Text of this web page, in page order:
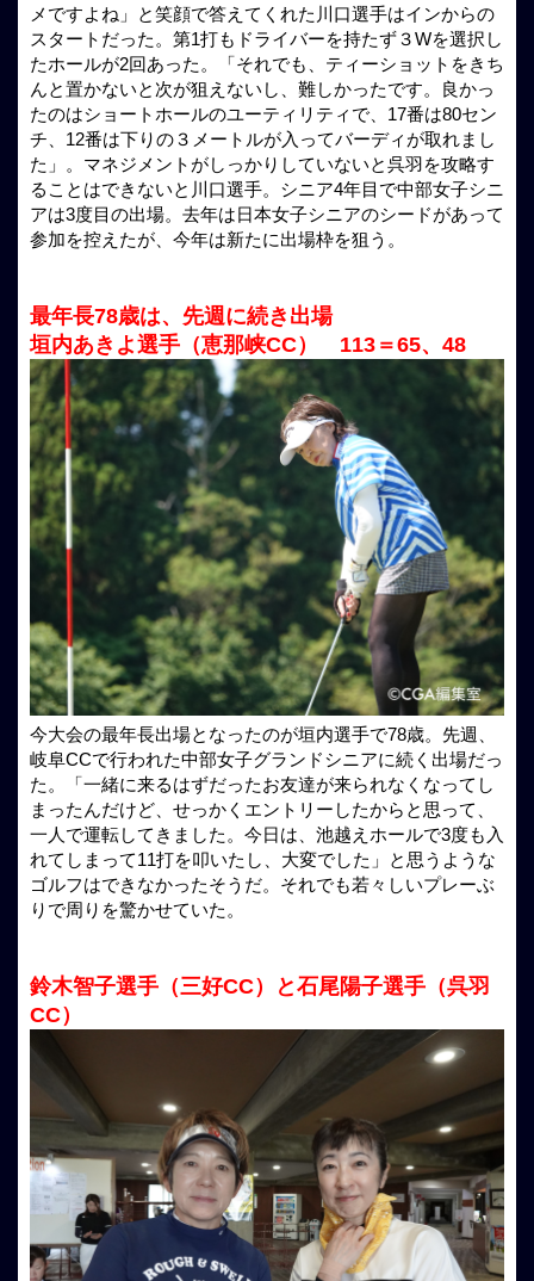
メですよね」と笑顔で答えてくれた川口選手はインからの
スタートだった。第1打もドライバーを持たず３Wを選択し
たホールが2回あった。「それでも、ティーショットをきち
んと置かないと次が狙えないし、難しかったです。良かっ
たのはショートホールのユーティリティで、17番は80セン
チ、12番は下りの３メートルが入ってバーディが取れまし
た」。マネジメントがしっかりしていないと呉羽を攻略す
ることはできないと川口選手。シニア4年目で中部女子シニ
アは3度目の出場。去年は日本女子シニアのシードがあって
参加を控えたが、今年は新たに出場枠を狙う。
最年長78歳は、先週に続き出場
垣内あきよ選手（恵那峡CC） 113＝65、48
今大会の最年長出場となったのが垣内選手で78歳。先週、
岐阜CCで行われた中部女子グランドシニアに続く出場だっ
た。「一緒に来るはずだったお友達が来られなくなってし
まったんだけど、せっかくエントリーしたからと思って、
一人で運転してきました。今日は、池越えホールで3度も入
れてしまって11打を叩いたし、大変でした」と思うような
ゴルフはできなかったそうだ。それでも若々しいプレーぶ
りで周りを驚かせていた。
鈴木智子選手（三好CC）と石尾陽子選手（呉羽
CC）